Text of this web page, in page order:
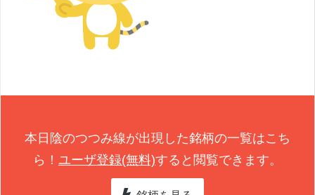
本日陰のつつみ線が出現した銘柄の一覧はこち
ら！ ユーザ登録(無料)すると閲覧できます。